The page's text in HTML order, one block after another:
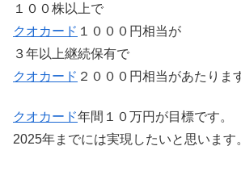
１００株以上で
クオカード １０００円相当が
３年以上継続保有で
クオカード ２０００円相当があたりま
クオカード年間１０万円が目標です。
2025年までには実現したいと思います